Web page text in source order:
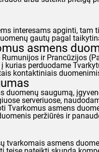
interesams apginti,
gautų pagal
asmens
ir Prancūzijos
perduodame
kontaktiniais
duomenų saugumą,
serveriuose,
Tvarkomus asmens
peržiūrės ir
tvarkomais asmens